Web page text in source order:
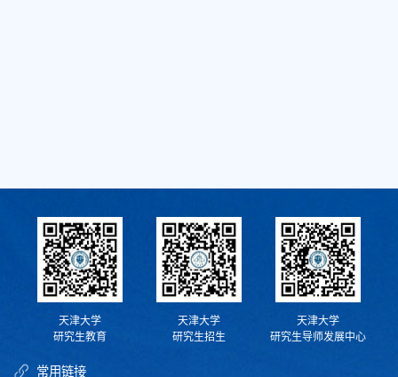
天津大学
研究生教育
天津大学
研究生招生
天津大学
研究生导师发展中心
常用链接